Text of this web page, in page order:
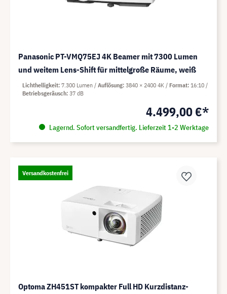
Panasonic PT-VMQ75EJ 4K Beamer mit 7300 Lumen
und weitem Lens-Shift für mittelgroße Räume, weiß
4.499,00 €*
Lagernd. Sofort versandfertig. Lieferzeit 1-2 Werktage
Lichthelligkeit 7.300 Lumen Auflösung 3840 × 2400 4K Format 16:10
Betriebsgeräusch 37 dB
Versandkostenfrei
Optoma ZH451ST kompakter Full HD Kurzdistanz-